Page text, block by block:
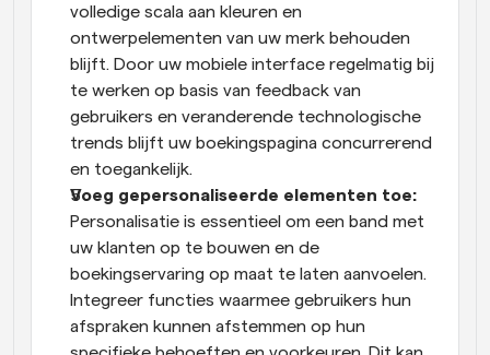
volledige scala aan kleuren en
ontwerpelementen van uw merk behouden
blijft. Door uw mobiele interface regelmatig bij
te werken op basis van feedback van
gebruikers en veranderende technologische
trends blijft uw boekingspagina concurrerend
en toegankelijk.
Voeg gepersonaliseerde elementen toe:
Personalisatie is essentieel om een band met
uw klanten op te bouwen en de
boekingservaring op maat te laten aanvoelen.
Integreer functies waarmee gebruikers hun
afspraken kunnen afstemmen op hun